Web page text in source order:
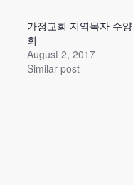
가정교회 지역목자 수양
회
August 2, 2017
Similar post